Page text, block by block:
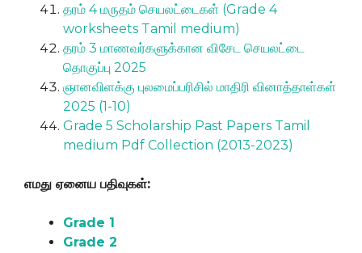
தரம் 4 மருதம் செயலட்டைகள் (Grade 4
worksheets Tamil medium)
தரம் 3 மாணவர்களுக்கான விசேட செயலட்டை
தொகுப்பு 2025
ஞானவிளக்கு புலமைப்பரிசில் மாதிரி வினாத்தாள்கள்
2025 (1-10)
Grade 5 Scholarship Past Papers Tamil
medium Pdf Collection (2013-2023)
எமது ஏனைய பதிவுகள்:
Grade 1
Grade 2